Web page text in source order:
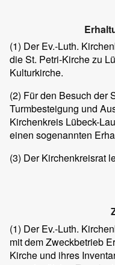
(1) Der Ev.-Luth.
die St. Petri-Kirche zu
Kulturkirche.
(2) Für den Besuch der
Turmbesteigung und
Kirchenkreis Lübeck-
einen sogenannten
(3) Der Kirchenkreisrat
(1) Der Ev.-Luth.
mit dem Zweckbetrieb
Kirche und ihres